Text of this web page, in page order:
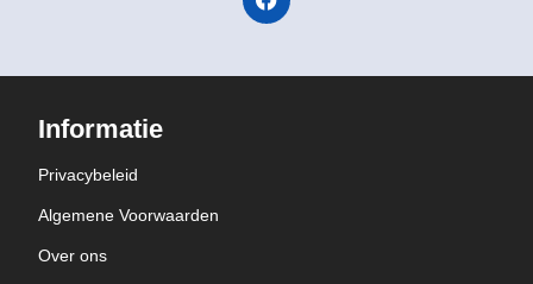
Informatie
Privacybeleid
Algemene Voorwaarden
Over ons